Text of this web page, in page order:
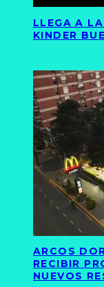
LLEGA A
KINDER
ARCOS
RECIBIR
NUEVOS